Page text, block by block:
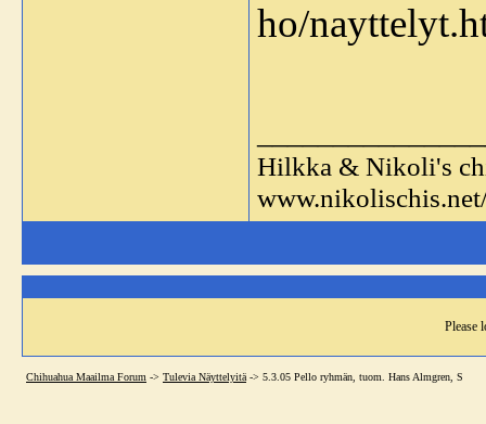
ho/
Hilkka & Nikoli's
Please
Chihuahua Maailma Forum -> Tulevia Näyttelyitä -> 5.3.05 Pello ryhmän, tuom. Hans Almgren, S